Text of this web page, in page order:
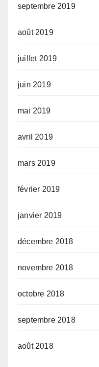
septembre 2019
août 2019
juillet 2019
juin 2019
mai 2019
avril 2019
mars 2019
février 2019
janvier 2019
décembre 2018
novembre 2018
octobre 2018
septembre 2018
août 2018